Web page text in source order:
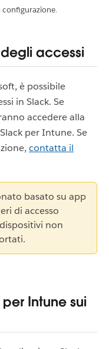
configurazione.
accessi
è possibile
in Slack. Se
accedere alla
per Intune. Se
contatta il
basato su app
di accesso
non
Intune sui